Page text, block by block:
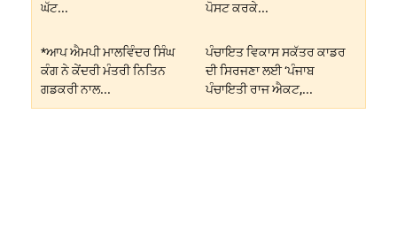
ਘੱਟ...
ਪੋਸਟ ਕਰਕੇ...
*ਆਪ ਐਮਪੀ ਮਾਲਵਿੰਦਰ ਸਿੰਘ
ਕੰਗ ਨੇ ਕੇਂਦਰੀ ਮੰਤਰੀ ਨਿਤਿਨ
ਗਡਕਰੀ ਨਾਲ...
ਪੰਚਾਇਤ ਵਿਕਾਸ ਸਕੱਤਰ ਕਾਡਰ
ਦੀ ਸਿਰਜਣਾ ਲਈ ‘ਪੰਜਾਬ
ਪੰਚਾਇਤੀ ਰਾਜ ਐਕਟ,...